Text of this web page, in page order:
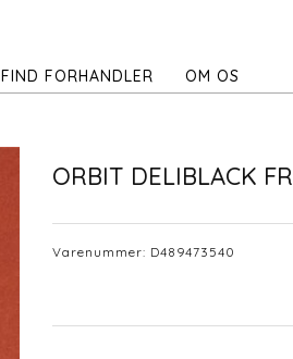
FIND FORHANDLER OM OS
ORBIT DELIBLACK FR
Varenummer: D489473540